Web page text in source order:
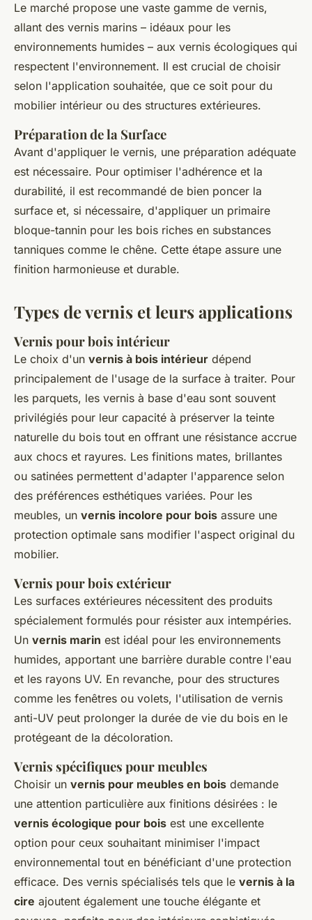
Le marché propose une vaste gamme de vernis,
allant des vernis marins – idéaux pour les
environnements humides – aux vernis écologiques qui
respectent l'environnement. Il est crucial de choisir
selon l'application souhaitée, que ce soit pour du
mobilier intérieur ou des structures extérieures.
Préparation de la Surface
Avant d'appliquer le vernis, une préparation adéquate
est nécessaire. Pour optimiser l'adhérence et la
durabilité, il est recommandé de bien poncer la
surface et, si nécessaire, d'appliquer un primaire
bloque-tannin pour les bois riches en substances
tanniques comme le chêne. Cette étape assure une
finition harmonieuse et durable.
Types de vernis et leurs applications
Vernis pour bois intérieur
Le choix d'un vernis à bois intérieur dépend
principalement de l'usage de la surface à traiter. Pour
les parquets, les vernis à base d'eau sont souvent
privilégiés pour leur capacité à préserver la teinte
naturelle du bois tout en offrant une résistance accrue
aux chocs et rayures. Les finitions mates, brillantes
ou satinées permettent d'adapter l'apparence selon
des préférences esthétiques variées. Pour les
meubles, un vernis incolore pour bois assure une
protection optimale sans modifier l'aspect original du
mobilier.
Vernis pour bois extérieur
Les surfaces extérieures nécessitent des produits
spécialement formulés pour résister aux intempéries.
Un vernis marin est idéal pour les environnements
humides, apportant une barrière durable contre l'eau
et les rayons UV. En revanche, pour des structures
comme les fenêtres ou volets, l'utilisation de vernis
anti-UV peut prolonger la durée de vie du bois en le
protégeant de la décoloration.
Vernis spécifiques pour meubles
Choisir un vernis pour meubles en bois demande
une attention particulière aux finitions désirées : le
vernis écologique pour bois est une excellente
option pour ceux souhaitant minimiser l'impact
environnemental tout en bénéficiant d'une protection
efficace. Des vernis spécialisés tels que le vernis à la
cire ajoutent également une touche élégante et